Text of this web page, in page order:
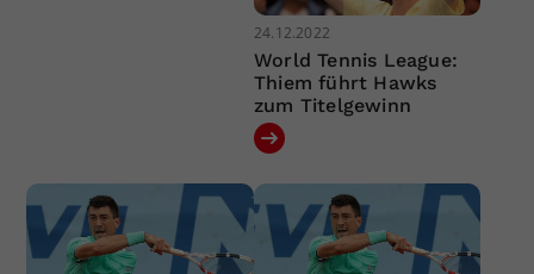
24.12.2022
World Tennis League:
Thiem führt Hawks
zum Titelgewinn